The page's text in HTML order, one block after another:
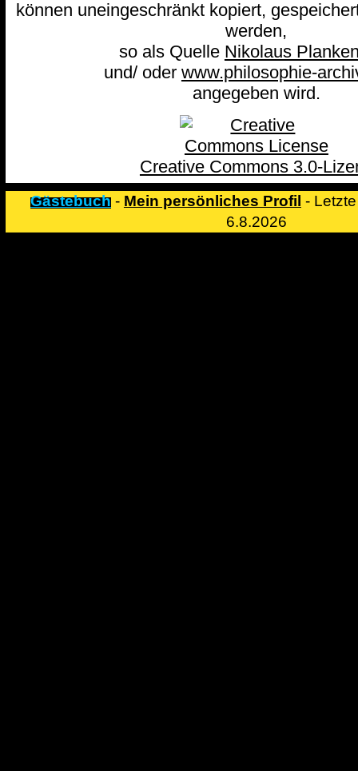
können uneingeschränkt kopiert,
werden,
so als Quelle Nikolaus
und/ oder www.philosophie-
angegeben wird.
Creative Commons 3.0-
Gästebuch- Mein persönliches Profil -
6.8.2026